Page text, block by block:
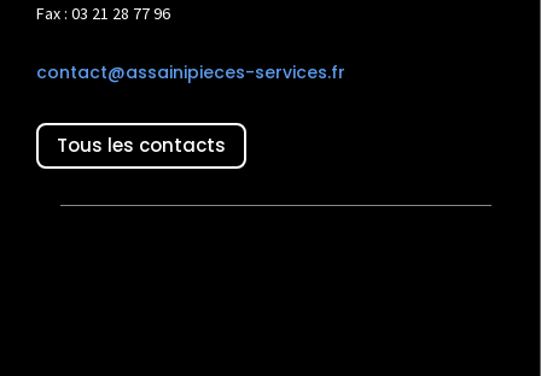
Fax : 03 21 28 77 96
contact@assainipieces-services.fr
Tous les contacts